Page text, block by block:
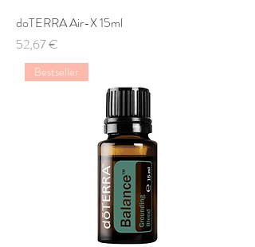
doTERRA Air-X 15ml
Preis
52,67 €
Bestseller